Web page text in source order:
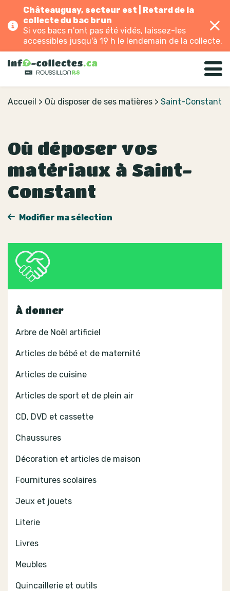
Châteauguay, secteur est | Retard de la
collecte du bac brun
Si vos bacs n'ont pas été vidés, laissez-les
accessibles jusqu'à 19 h le lendemain de la collecte.
Accueil > Où disposer de ses matières > Saint-Constant
Où déposer vos
matériaux à Saint-
Constant
Modifier ma sélection
À donner
Arbre de Noël artificiel
Articles de bébé et de maternité
Articles de cuisine
Articles de sport et de plein air
CD, DVD et cassette
Chaussures
Décoration et articles de maison
Fournitures scolaires
Jeux et jouets
Literie
Livres
Meubles
Quincaillerie et outils